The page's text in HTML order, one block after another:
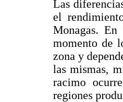
Las
el
Monagas.
momento de
zona y
las mismas,
racimo
regiones